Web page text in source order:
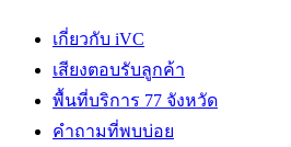
เกี่ยวกับ iVC
เสียงตอบรับลูกค้า
พื้นที่บริการ 77 จังหวัด
คำถามที่พบบ่อย